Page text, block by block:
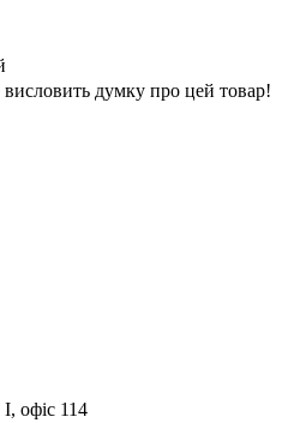
думку про цей товар!
офіс 114